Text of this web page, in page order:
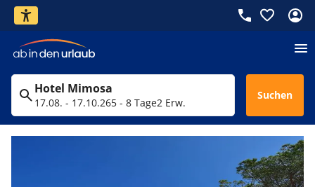
Hotel Mimosa
17.08. - 17.10.265 - 8 Tage2 Erw.
Suchen